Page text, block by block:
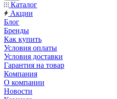
Каталог
Акции
Блог
Бренды
Как купить
Условия оплаты
Условия доставки
Гарантия на товар
Компания
О компании
Новости